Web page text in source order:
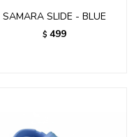
SAMARA SLIDE - BLUE
$ 499